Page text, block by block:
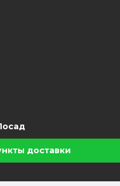
доставки